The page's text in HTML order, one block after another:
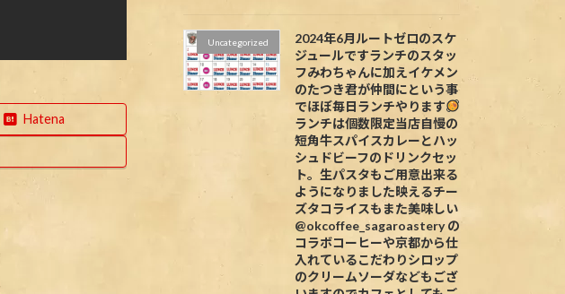
Hatena
Uncategorized
2024年6月ルートゼロのスケ
ジュールですランチのスタッ
フみわちゃんに加えイケメン
のたつき君が仲間にという事
でほぼ毎日ランチやります
ランチは個数限定当店自慢の
短角牛スパイスカレーとハッ
シュドビーフのドリンクセッ
ト。生パスタもご用意出来る
ようになりました映えるチー
ズタコライスもまた美味しい
@okcoffee_sagaroastery の
コラボコーヒーや京都から仕
入れているこだわりシロップ
のクリームソーダなどもござ